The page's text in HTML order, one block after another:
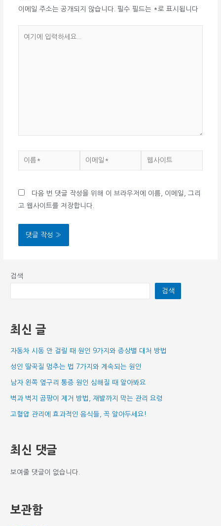
이메일 주소는 공개되지 않습니다. 필수 필드는 * 로 표시됩니다
*
트
다음 번 댓글 작성을 위해 이 브라우저에 이름, 이메일, 그리
고 웹사이트를 저장합니다.
검색
검색
최신 글
자동차 시동 안 걸릴 때 원인 9가지와 증상별 대처 방법
성인 딸꾹질 멈추는 법 7가지와 계속되는 원인
남자 왼쪽 옆구리 통증 원인 심해질 때 알아봐요
벽과 벽지 곰팡이 제거 방법, 재발까지 막는 관리 요령
고혈압 관리에 효과적인 음식들, 꼭 알아두세요!
최신 댓글
보여줄 댓글이 없습니다.
보관함